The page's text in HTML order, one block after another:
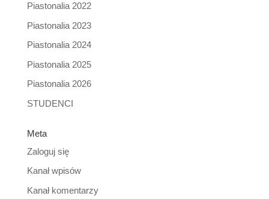
Piastonalia 2022
Piastonalia 2023
Piastonalia 2024
Piastonalia 2025
Piastonalia 2026
STUDENCI
Meta
Zaloguj się
Kanał wpisów
Kanał komentarzy